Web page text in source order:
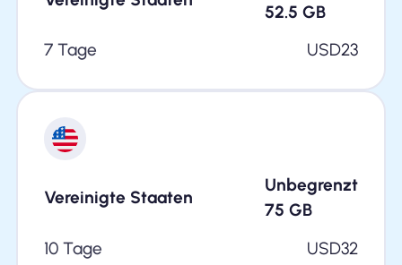
52.5 GB
7 Tage
USD23
Vereinigte Staaten
Unbegrenzt
75 GB
10 Tage
USD32